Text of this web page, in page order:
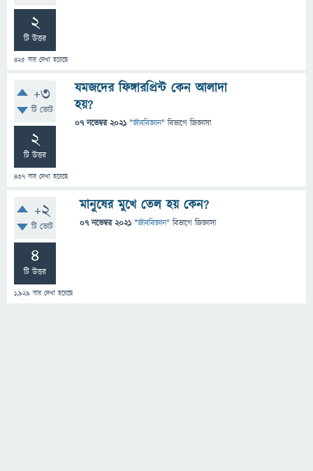
2
টি উত্তর
425 বার দেখা হয়েছে
+3
টি ভোট
2
টি উত্তর
437 বার দেখা হয়েছে
যমজদের ফিঙ্গারপ্রিন্ট কেন আলাদা
হয়?
07 নভেম্বর 2021 "জীববিজ্ঞান" বিভাগে জিজ্ঞাসা
+2
টি ভোট
4
টি উত্তর
1,929 বার দেখা হয়েছে
মানুষের মুখে তেল হয় কেন?
07 নভেম্বর 2021 "জীববিজ্ঞান" বিভাগে জিজ্ঞাসা